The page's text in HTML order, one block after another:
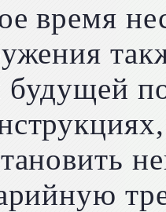
время
будущей